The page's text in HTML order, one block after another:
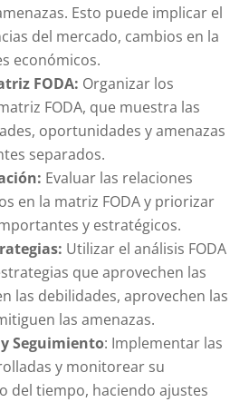
Esto puede implicar el
del mercado, cambios en la
económicos.
FODA: Organizar los
FODA, que muestra las
oportunidades y amenazas
separados.
Evaluar las relaciones
en la matriz FODA y priorizar
y estratégicos.
Utilizar el análisis FODA
que aprovechen las
las debilidades, aprovechen las
las amenazas.
Seguimiento: Implementar las
y monitorear su
del tiempo, haciendo ajustes